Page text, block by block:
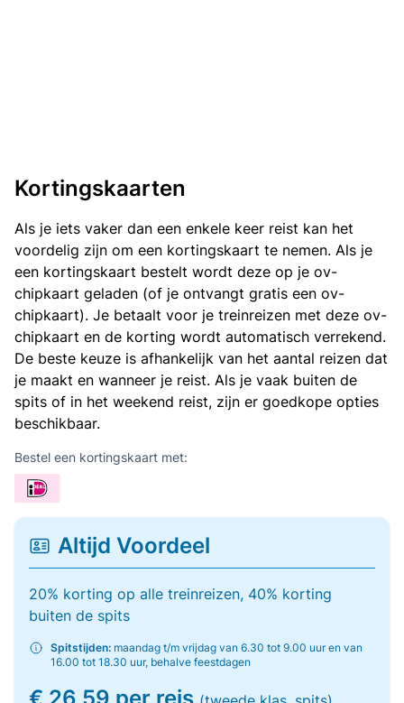
Kortingskaarten
Als je iets vaker dan een enkele keer reist kan het
voordelig zijn om een kortingskaart te nemen. Als je
een kortingskaart bestelt wordt deze op je ov-
chipkaart geladen (of je ontvangt gratis een ov-
chipkaart). Je betaalt voor je treinreizen met deze ov-
chipkaart en de korting wordt automatisch verrekend.
De beste keuze is afhankelijk van het aantal reizen dat
je maakt en wanneer je reist. Als je vaak buiten de
spits of in het weekend reist, zijn er goedkope opties
beschikbaar.
Bestel een kortingskaart met:
Altijd Voordeel
20% korting op alle treinreizen, 40% korting
buiten de spits
Spitstijden: maandag t/m vrijdag van 6.30 tot 9.00 uur en van
16.00 tot 18.30 uur, behalve feestdagen